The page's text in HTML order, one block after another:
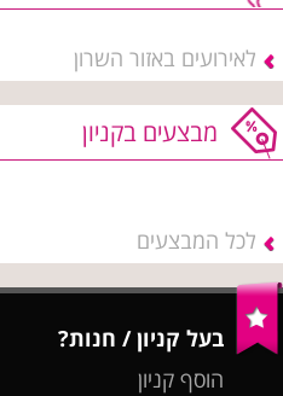
לאירועים באזור השרון
מבצעים בקניון
לכל המבצעים
בעל קניון / חנות?
הוסף קניון